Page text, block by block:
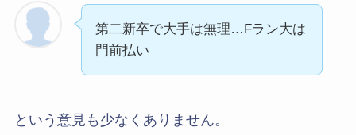
第二新卒で大手は無理…Fラン大は
門前払い
という意見も少なくありません。